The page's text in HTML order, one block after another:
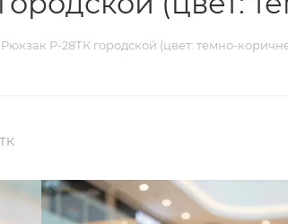
Рюкзак Р-28ТК городской (цвет: темно-